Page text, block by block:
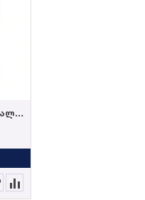
სადეზინფექციო საშუალება "ნატურალი" 5 ლ